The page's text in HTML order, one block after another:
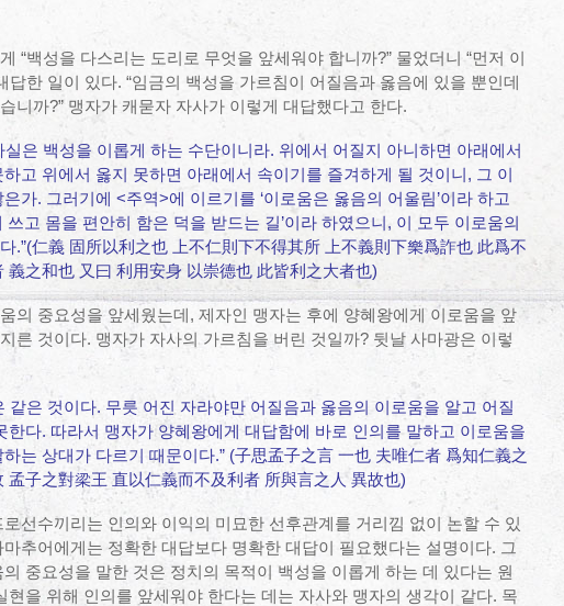
“백성을 다스리는 도리로 무엇을 앞세워야 합니까?” 물었더니 “먼저 이
답한 일이 있다. “임금의 백성을 가르침이 어질음과 옳음에 있을 뿐인데
니까?” 맹자가 캐묻자 자사가 이렇게 대답했다고 한다.
실은 백성을 이롭게 하는 수단이니라. 위에서 어질지 아니하면 아래에서
고 위에서 옳지 못하면 아래에서 속이기를 즐겨하게 될 것이니, 그 이
가. 그러기에 <주역>에 이르기를 ‘이로움은 옳음의 어울림’이라 하고
쓰고 몸을 편안히 함은 덕을 받드는 길’이라 하였으니, 이 모두 이로움의
.”(仁義 固所以利之也 上不仁則下不得其所 上不義則下樂爲詐也 此爲不
義之和也 又曰 利用安身 以崇德也 此皆利之大者也)
의 중요성을 앞세웠는데, 제자인 맹자는 후에 양혜왕에게 이로움을 앞
른 것이다. 맹자가 자사의 가르침을 버린 것일까? 뒷날 사마광은 이렇
같은 것이다. 무릇 어진 자라야만 어질음과 옳음의 이로움을 알고 어질
한다. 따라서 맹자가 양혜왕에게 대답함에 바로 인의를 말하고 이로움을
는 상대가 다르기 때문이다.” (子思孟子之言 一也 夫唯仁者 爲知仁義之
孟子之對梁王 直以仁義而不及利者 所與言之人 異故也)
선수끼리는 인의와 이익의 미묘한 선후관계를 거리낌 없이 논할 수 있
추어에게는 정확한 대답보다 명확한 대답이 필요했다는 설명이다. 그
중요성을 말한 것은 정치의 목적이 백성을 이롭게 하는 데 있다는 원
현을 위해 인의를 앞세워야 한다는 데는 자사와 맹자의 생각이 같다. 목